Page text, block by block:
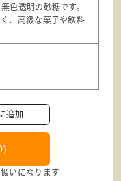
色透明の砂糖です。
、高級な菓子や飲料
追加
)
いになります